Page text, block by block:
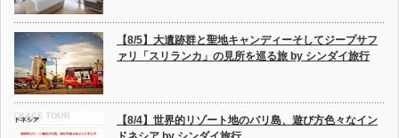
【8/5】大遺跡群と聖地キャンディーそしてジープサフ
ァリ「スリランカ」の見所を巡る旅 by シンダイ旅行
【8/4】世界的リゾート地のバリ島、遊び方色々なイン